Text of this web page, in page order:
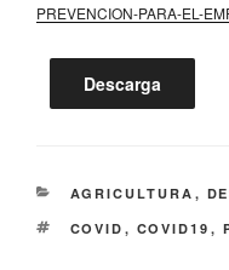
PREVENCION-PARA-EL-
Descarga
CATEGORÍAS
AGRICULTURA ,
ETIQUETAS
COVID , COVID19 ,